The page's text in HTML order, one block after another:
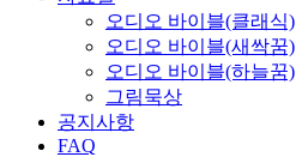
오디오 바이블(클래식)
오디오 바이블(새싹꿈)
오디오 바이블(하늘꿈)
그림묵상
공지사항
FAQ